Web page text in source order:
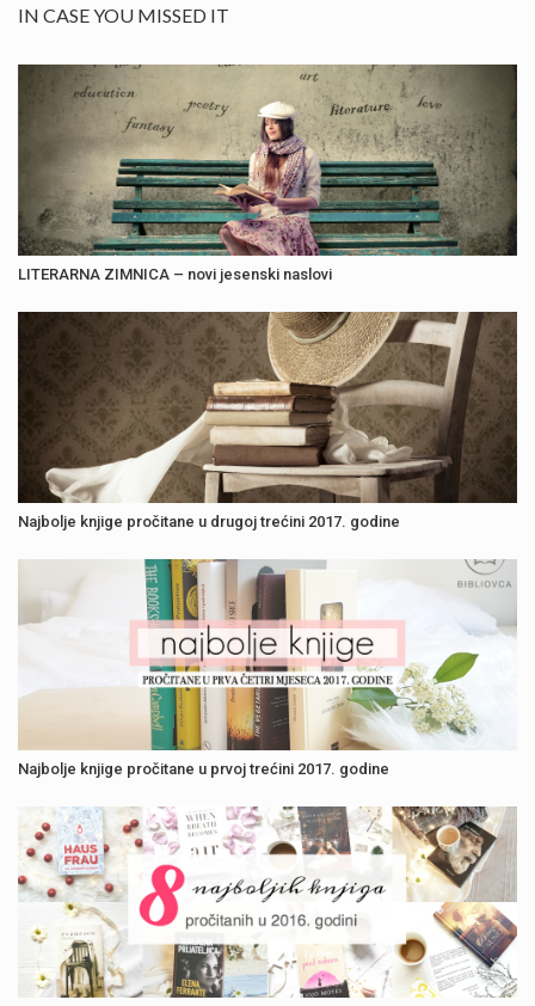
IN CASE YOU MISSED IT
LITERARNA ZIMNICA – novi jesenski naslovi
Najbolje knjige pročitane u drugoj trećini 2017. godine
Najbolje knjige pročitane u prvoj trećini 2017. godine